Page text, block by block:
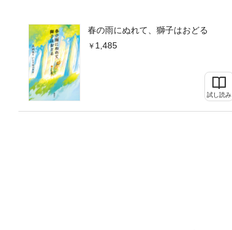
春の雨にぬれて、獅子はおどる
1,485
試し読み